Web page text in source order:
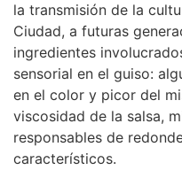
la transmisión de la
Ciudad, a futuras
ingredientes
sensorial en el guiso:
en el color y picor del
viscosidad de la salsa,
responsables de
característicos.